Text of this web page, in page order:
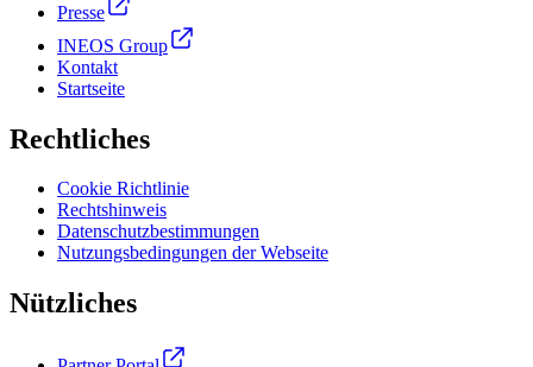
Presse
INEOS Group
Kontakt
Startseite
Rechtliches
Cookie Richtlinie
Rechtshinweis
Datenschutzbestimmungen
Nutzungsbedingungen der Webseite
Nützliches